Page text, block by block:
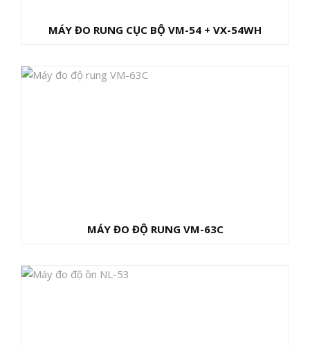
MÁY ĐO RUNG CỤC BỘ VM-54 + VX-54WH
MÁY ĐO ĐỘ RUNG VM-63C